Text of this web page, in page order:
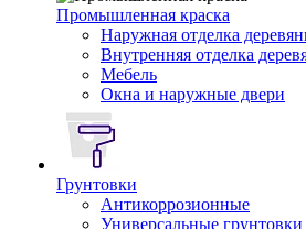
Промышленная краска
Наружная отделка
Внутренняя отделка
Мебель
Окна и наружные двери
Грунтовки
Антикоррозионные
Универсальные грунтовки